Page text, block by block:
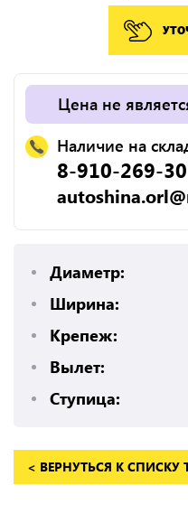
Цена не
Наличие на
8-910-269-
Диаметр:
Ширина:
Крепеж:
Вылет:
Ступица:
< ВЕРНУТЬСЯ К СПИСКУ